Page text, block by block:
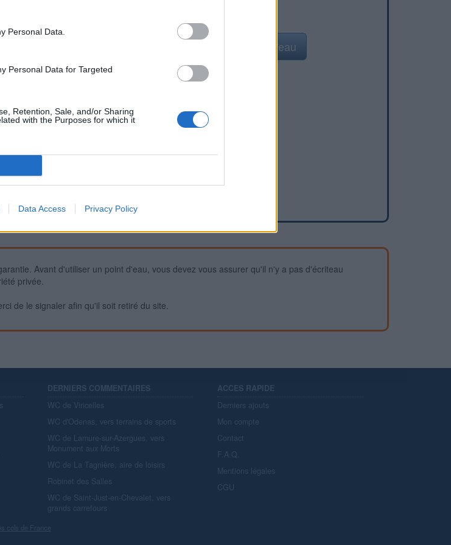
Personal Data.
Personal Data for Targeted
Retention, Sale, and/or Sharing
with the Purposes for which it
Data Access Privacy Policy
Ajouter un point d'eau
Avant d'utiliser un point d'eau, vous devez vous assurer qu'il n'y a pas d'écriteau
privée.
de le signaler afin qu'il soit retiré du site.
DERNIERS COMMENTAIRES
WC de Viricelles
WC d'Odenas, vers terrains de sports
WC de Lamure-sur-Azergues, vers
Monument aux Morts
WC de La Tagnière, aire de loisirs
Robinet des Salles
WC de Saint-Just-en-Chevalet, vers
grands carrefours
ACCES RAPIDE
Derniers ajouts
Mon compte
Contact
F.A.Q.
Mentions légales
CGU
cols de France